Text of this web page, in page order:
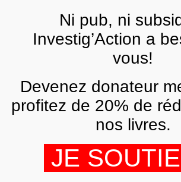
Mon compte
Se connecter
Identifiant ou e-mail*
FRNi pub, ni
Investig’Action a
vous!
Devenez donateur
profitez de 20% de
nos livres.
JE